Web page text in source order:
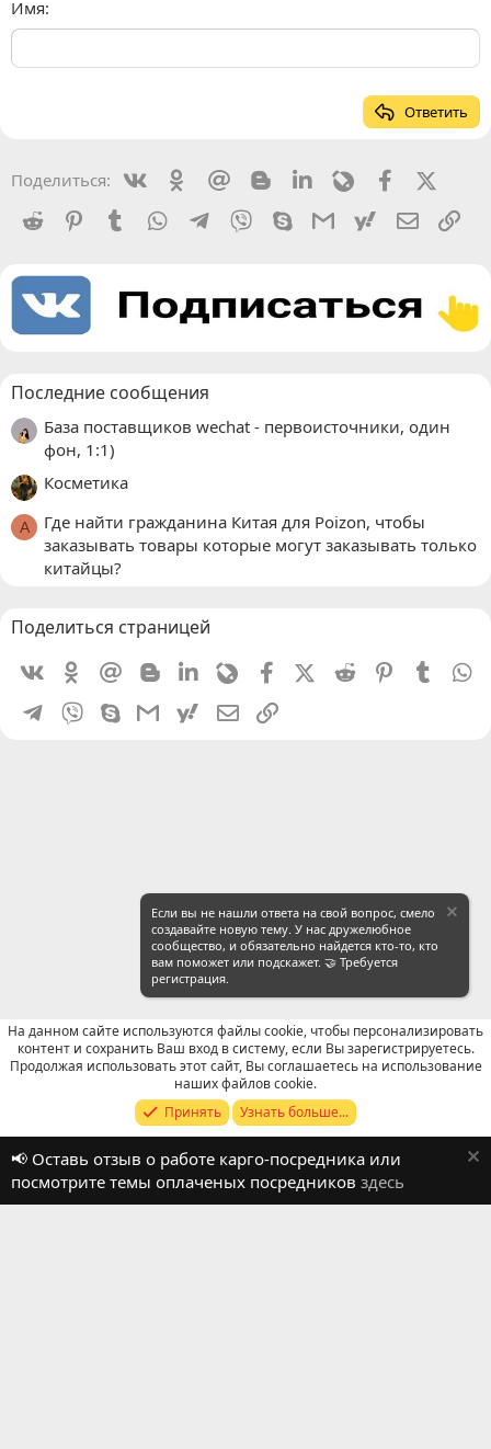
Имя
Ответить
Поделиться: VkontakteOdnoklassniki
Mail.ru BloggerLinkedinLivejournalFacebook
Reddit
PinterestTumblr WhatsAppTelegram
Viber SkypeGmailyahoomail
Последние сообщения
База поставщиков wechat - первоисточники, один
фон, 1:1)
Косметика
A
Где найти гражданина Китая для Poizon, чтобы
заказывать товары которые могут заказывать только
китайцы?
Поделиться страницей
VkontakteOdnoklassniki
Mail.ru BloggerLinkedin
LivejournalFacebookX (Twitter)
Reddit PinterestTumblr
Telegram
Viber SkypeGmailyahoomailЭлектронная почта
Отзывы о работе посредников
Russian (RU)
Обратная связь
Условия и правила
Политика конфиденциальности
Помощь
R
Если вы не нашли ответа на свой вопрос, смело
создавайте новую тему. У нас дружелюбное
сообщество, и обязательно найдется кто-то, кто
вам поможет или подскажет. 🤝 Требуется
регистрация.
На данном сайте используются файлы cookie, чтобы персонализировать
контент и сохранить Ваш вход в систему, если Вы зарегистрируетесь.
Продолжая использовать этот сайт, Вы соглашаетесь на использование
наших файлов cookie.
Принять
Узнать больше...
📢 Оставь отзыв о работе карго-посредника или
посмотрите темы оплаченых посредников здесь